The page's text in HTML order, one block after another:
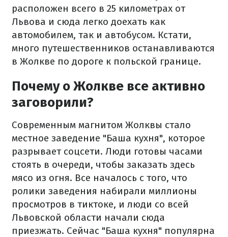
расположен всего в 25 километрах от
Львова и сюда легко доехать как
автомобилем, так и автобусом. Кстати,
много путешественников останавливаются
в Жолкве по дороге к польской границе.
Почему о Жолкве все активно
заговорили?
Современным магнитом Жолквы стало
местное заведение "Баша кухня", которое
разрывает соцсети. Люди готовы часами
стоять в очереди, чтобы заказать здесь
мясо из огня. Все началось с того, что
ролики заведения набирали миллионы
просмотров в тиктоке, и люди со всей
Львовской области начали сюда
приезжать. Сейчас "Баша кухня" популярна